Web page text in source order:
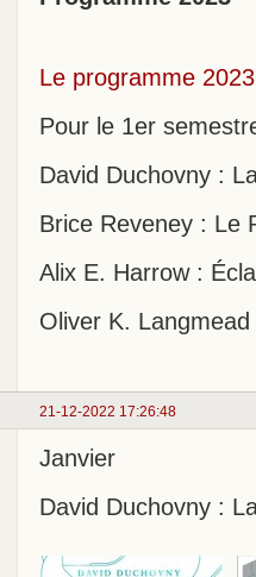
Le programme
Pour le 1er
David Duchovny :
Brice Reveney : Le
Alix E. Harrow :
Oliver K.
21-12-2022 17:26:48
Janvier
David Duchovny :